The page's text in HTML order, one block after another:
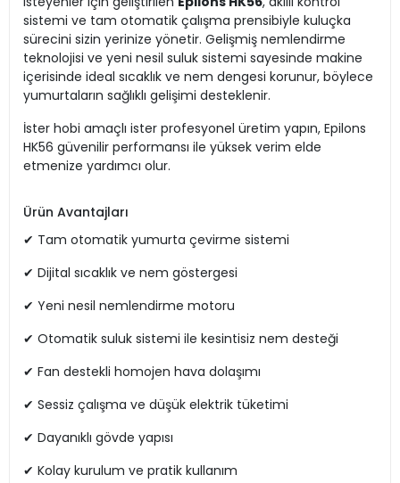
sistemi ve tam otomatik çalışma prensibiyle kuluçka
sürecini sizin yerinize yönetir. Gelişmiş nemlendirme
teknolojisi ve yeni nesil suluk sistemi sayesinde makine
içerisinde ideal sıcaklık ve nem dengesi korunur, böylece
yumurtaların sağlıklı gelişimi desteklenir.
İster hobi amaçlı ister profesyonel üretim yapın, Epilons
HK56 güvenilir performansı ile yüksek verim elde
etmenize yardımcı olur.
Ürün Avantajları
✔ Tam otomatik yumurta çevirme sistemi
✔ Dijital sıcaklık ve nem göstergesi
✔ Yeni nesil nemlendirme motoru
✔ Otomatik suluk sistemi ile kesintisiz nem desteği
✔ Fan destekli homojen hava dolaşımı
✔ Sessiz çalışma ve düşük elektrik tüketimi
✔ Dayanıklı gövde yapısı
✔ Kolay kurulum ve pratik kullanım